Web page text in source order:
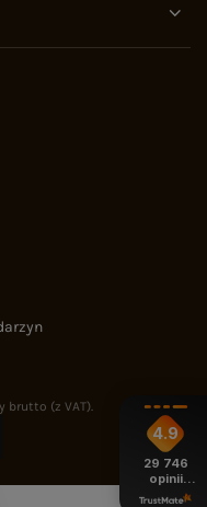
brutto (z VAT).
4.9
29 746
opinii
z całego